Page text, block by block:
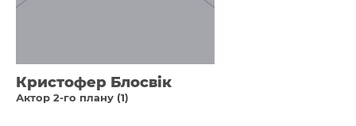
Кристофер Блосвік
Актор 2-го плану (1)